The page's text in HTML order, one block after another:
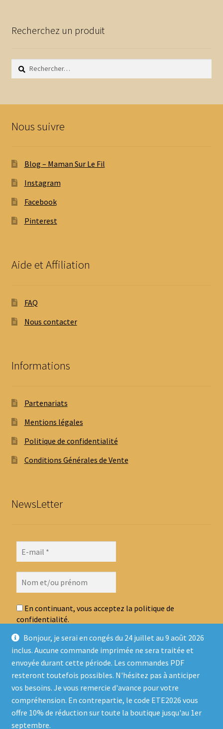
Bonjour, je serai en congés du 24 juillet au 9 août 2026
inclus. Aucune commande imprimée ne sera traitée et
envoyée durant cette période. Les commandes PDF
resteront toutefois possibles. N'hésitez pas à anticiper
vos besoins. Je vous remercie d'avance pour votre
compréhension. En contrepartie, le code ETE2026 vous
offre 10% de réduction sur toute la boutique jusqu'au 1er
septembre.
Recherchez un produit
Rechercher :
Nous suivre
Blog – Maman Sur Le Fil
Instagram
Facebook
Pinterest
Aide et Affiliation
FAQ
Nous contacter
Informations
Partenariats
Mentions légales
Politique de confidentialité
Conditions Générales de Vente
NewsLetter
En continuant, vous acceptez la politique de
confidentialité.
© Ludo Sur Le Fil 2026